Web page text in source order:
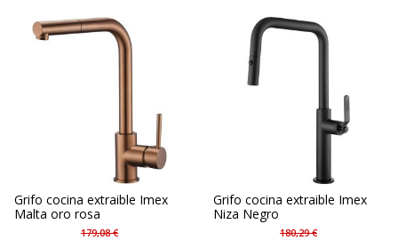
Grifo cocina extraible Imex
Malta oro rosa
179,08 €
Grifo cocina extraible Imex
Niza Negro
180,29 €